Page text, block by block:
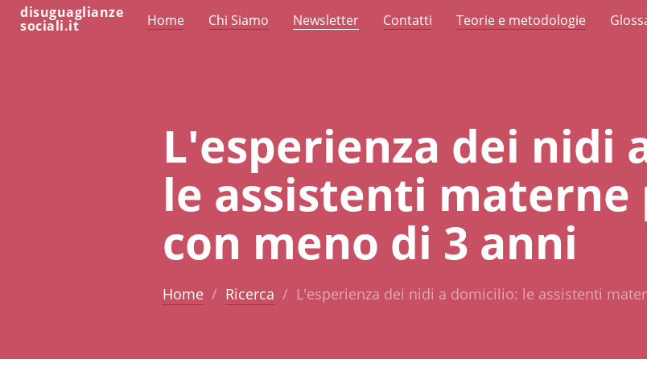
disuguaglianze
sociali.it Home Chi Siamo Newsletter Contatti Teorie e metodologie
L'esperienza dei nidi
le assistenti
con meno di 3 anni
Home Ricerca L'esperienza dei nidi a domicilio: le assistenti